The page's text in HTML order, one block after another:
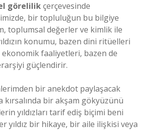
görelilikçerçevesinde
bir topluluğun bu bilgiye
toplumsal değerler ve kimlik ile
konumu, bazen dini ritüelleri
faaliyetleri, bazen de
güçlendirir.
bir anekdot paylaşacak
kırsalında bir akşam gökyüzünü
yıldızları tarif ediş biçimi beni
yıldız bir hikaye, bir aile ilişkisi veya